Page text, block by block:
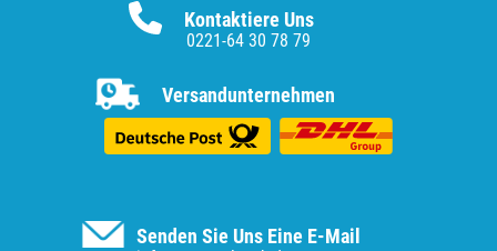
Senden Sie Uns Eine E-Mail
Kontaktiere Uns
0221-64 30 78 79
Versandunternehmen